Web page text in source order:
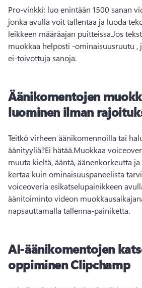
Pro-vinkki: luo enintään 1500 sanan
jonka avulla voit tallentaa ja luoda
leikkeen määräajan puitteissa.Jos
muokkaa helposti -ominaisuusruutu ,
ei-toivottuja sanoja.
Äänikomentojen
luominen ilman
Teitkö virheen äänikomennoilla tai
äänityyliä?Ei hätää.Muokkaa
muuta kieltä, ääntä, äänenkorkeutta
kertaa kuin ominaisuuspaneelista
voiceoveria esikatselupainikkeen
äänitoiminto videon
napsauttamalla tallenna-painiketta.
AI-äänikomentojen
oppiminen Clipchamp